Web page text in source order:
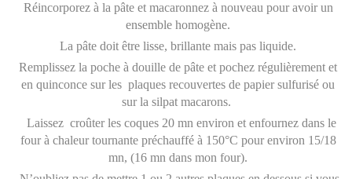
Réincorporez à la pâte et macaronnez à nouveau pour avoir un
ensemble homogène.
La pâte doit être lisse, brillante mais pas liquide.
Remplissez la poche à douille de pâte et pochez régulièrement et
en quinconce sur les plaques recouvertes de papier sulfurisé ou
sur la silpat macarons.
Laissez croûter les coques 20 mn environ et enfournez dans le
four à chaleur tournante préchauffé à 150°C pour environ 15/18
mn, (16 mn dans mon four).